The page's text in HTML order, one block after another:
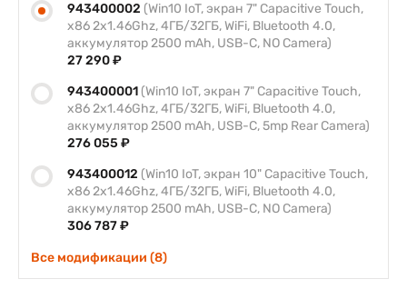
943400002 (Win10 IoT, экран 7" Capacitive Touch,
x86 2x1.46Ghz, 4ГБ/32ГБ, WiFi, Bluetooth 4.0,
аккумулятор 2500 mAh, USB-C, NO Camera)
27 290 ₽
943400001 (Win10 IoT, экран 7" Capacitive Touch,
x86 2x1.46Ghz, 4ГБ/32ГБ, WiFi, Bluetooth 4.0,
аккумулятор 2500 mAh, USB-C, 5mp Rear Camera)
276 055 ₽
943400012 (Win10 IoT, экран 10" Capacitive Touch,
x86 2x1.46Ghz, 4ГБ/32ГБ, WiFi, Bluetooth 4.0,
аккумулятор 2500 mAh, USB-C, NO Camera)
306 787 ₽
Все модификации (8)